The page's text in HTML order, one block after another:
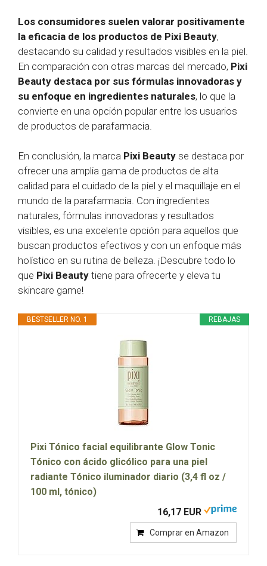
Los consumidores suelen valorar positivamente
la eficacia de los productos de Pixi Beauty,
destacando su calidad y resultados visibles en la piel.
En comparación con otras marcas del mercado, Pixi
Beauty destaca por sus fórmulas innovadoras y
su enfoque en ingredientes naturales, lo que la
convierte en una opción popular entre los usuarios
de productos de parafarmacia.
En conclusión, la marca Pixi Beauty se destaca por
ofrecer una amplia gama de productos de alta
calidad para el cuidado de la piel y el maquillaje en el
mundo de la parafarmacia. Con ingredientes
naturales, fórmulas innovadoras y resultados
visibles, es una excelente opción para aquellos que
buscan productos efectivos y con un enfoque más
holístico en su rutina de belleza. ¡Descubre todo lo
que Pixi Beauty tiene para ofrecerte y eleva tu
skincare game!
REBAJAS
BESTSELLER NO. 1
Pixi Tónico facial equilibrante Glow Tonic
Tónico con ácido glicólico para una piel
radiante Tónico iluminador diario (3,4 fl oz /
100 ml, tónico)
16,17 EUR
Comprar en Amazon